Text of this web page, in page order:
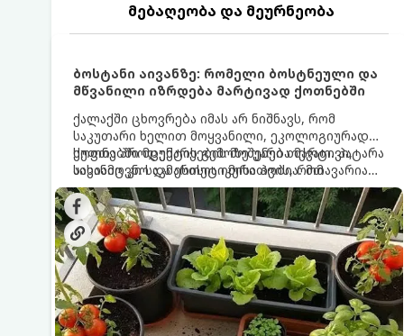
მებაღეობა და მეურნეობა
ბოსტანი აივანზე: რომელი ბოსტნეული და
მწვანილი იზრდება მარტივად ქოთნებში
ქალაქში ცხოვრება იმას არ ნიშნავს, რომ
საკუთარი ხელით მოყვანილი, ეკოლოგიურად
სუფთა პროდუქტის გემოზე უარი თქვათ. პატარა
აივანიც კი საკმარისია იმისათვის, რომ
მოიწყოთ მინი-ბოსტანი, საიდანაც
ყოველდღიურად ახალ, არომატულ მწვანილსა
და ბოსტნეულს მოკრეფთ.
ქოთნებში მცენარეების მოშენება მარტივი,
სასიამოვნო და ესთეტიკური ჰობია. მთავარია
იცოდეთ, რომელი კულტურები ეგუებიან
ქოთნის პირობებს ყველაზე კარგად და როგორ
მოუაროთ მათ სწორად.